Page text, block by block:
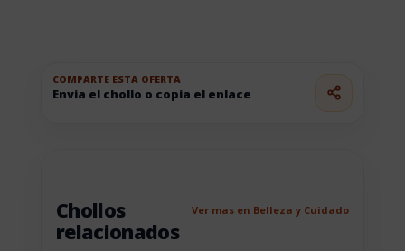
COMPARTE ESTA OFERTA
Envia el chollo o copia el enlace
Chollos
relacionados
Ver mas en Belleza y Cuidado